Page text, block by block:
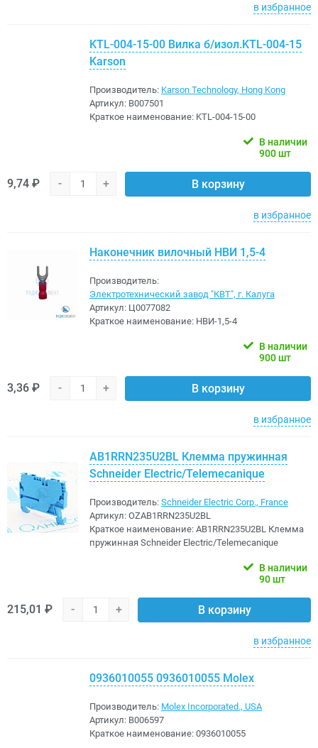
в избранное
KTL-004-15-00 Вилка б/изол.KTL-004-15
Karson
Производитель: Karson Technology, Hong Kong
Артикул: B007501
Краткое наименование: KTL-004-15-00
В наличии
900 шт
9,74 ₽ - + В корзину
в избранное
Наконечник вилочный НВИ 1,5-4
Производитель:
Электротехнический завод "КВТ", г. Калуга
Артикул: Ц0077082
Краткое наименование: НВИ-1,5-4
В наличии
900 шт
3,36 ₽ - + В корзину
в избранное
AB1RRN235U2BL Клемма пружинная
Schneider Electric/Telemecanique
Производитель: Schneider Electric Corp., France
Артикул: OZAB1RRN235U2BL
Краткое наименование: AB1RRN235U2BL Клемма
пружинная Schneider Electric/Telemecanique
В наличии
90 шт
215,01 ₽ - + В корзину
в избранное
0936010055 0936010055 Molex
Производитель: Molex Incorporated., USA
Артикул: B006597
Краткое наименование: 0936010055